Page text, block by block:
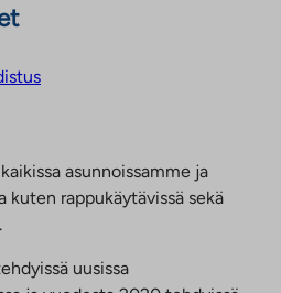
asunnoissamme ja
kuten rappukäytävissä sekä
uusissa